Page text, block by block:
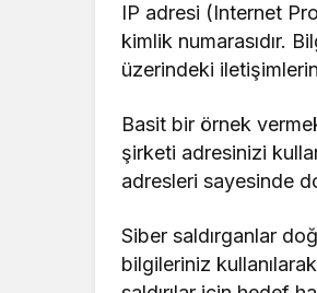
IP adresi (Internet
kimlik numarasıdır.
üzerindeki
Basit bir örnek
şirketi adresinizi
adresleri sayesinde
Siber saldırganlar
bilgileriniz